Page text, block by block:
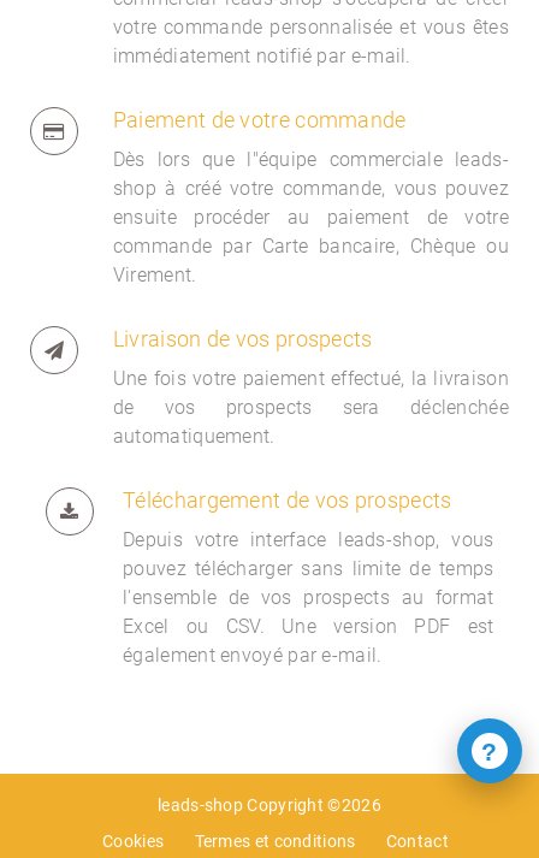
votre commande personnalisée et vous êtes
immédiatement notifié par e-mail.
Paiement de votre commande
Dès lors que l"équipe commerciale leads-
shop à créé votre commande, vous pouvez
ensuite procéder au paiement de votre
commande par Carte bancaire, Chèque ou
Virement.
Livraison de vos prospects
Une fois votre paiement effectué, la livraison
de vos prospects sera déclenchée
automatiquement.
Téléchargement de vos prospects
Depuis votre interface leads-shop, vous
pouvez télécharger sans limite de temps
l'ensemble de vos prospects au format
Excel ou CSV. Une version PDF est
également envoyé par e-mail.
leads-shop Copyright ©2026
Cookies
Termes et conditions Contact
?